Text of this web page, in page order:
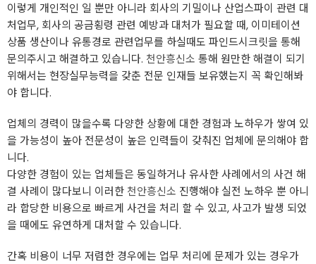
이렇게 개인적인 일 뿐만 아니라 ​회사의 기밀이나 산업스파이 관련 대
처업무, 회사의 공금횡령 관련 예방과 대처가 필요할 때, 이미테이션
상품 생산이나 유통경로 관련업무를 하실때도 파인드시크릿을 통해
문의주시고 해결하고 있습니다. 천안흥신소 통해 원만한 해결이 되기
위해서는 현장실무능력을 갖춘 전문 인재들 보유했는지 꼭 확인해봐
야 합니다.
업체의 경력이 많을수록 다양한 상황에 대한 경험과 노하우가 쌓여 있
을 가능성이 높아 전문성이 높은 인력들이 갖춰진 업체에 문의해야 합
니다.
​다양한 경험이 있는 업체들은 동일하거나 유사한 사례에서의 사건 해
결 사례이 많다보니 이러한 천안흥신소 진행해야 실전 노하우 뿐 아니
라 합당한 비용으로 빠르게 사건을 처리 할 수 있고, 사고가 발생 되었
을 때에도 유연하게 대처할 수 있습니다.
간혹 비용이 너무 저렴한 경우에는 업무 처리에 문제가 있는 경우가